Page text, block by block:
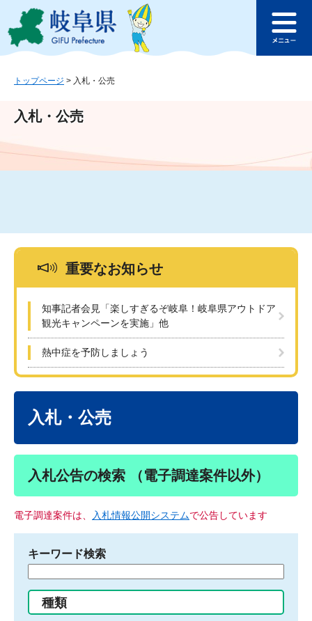
ジ
ュ
文
このページの本文へ
ュ
トップページ > 入札・公売
入札・公売
重要なお知らせ
知事記者会見「楽しすぎるぞ岐阜！岐阜県アウトドア
観光キャンペーンを実施」他
熱中症を予防しましょう
入札・公売
入札公告の検索 （電子調達案件以外）
電子調達案件は、 入札情報公開システムで公告しています
キーワード検索
る
種類